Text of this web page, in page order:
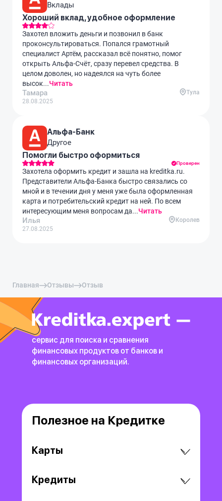
Вклады
Хороший вклад, удобное оформление
Захотел вложить деньги и позвонил в банк
проконсультироваться. Попался грамотный
специалист Артём, рассказал всё понятно, помог
открыть Альфа-Счёт, сразу перевел средства. В
целом доволен, но надеялся на чуть более
высок...Читать
Тамара
28.08.2025
Тула
Альфа-Банк
Другое
Помогли быстро оформиться
Проверен
Захотела оформить кредит и зашла на kreditka.ru.
Представители Альфа-Банка быстро связались со
мной и в течении дня у меня уже была оформленная
карта и потребительский кредит на ней. По всем
интересующим меня вопросам да...Читать
Илья
27.08.2025
Королев
Главная Отзывы Отзыв
сервис для поиска и сравнения
финансовых продуктов от банков и
финансовых организаций.
Полезное на Кредитке
Карты
Кредиты